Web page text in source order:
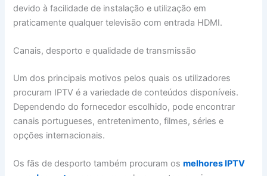
devido à facilidade de instalação e utilização em
praticamente qualquer televisão com entrada HDMI.
Canais, desporto e qualidade de transmissão
Um dos principais motivos pelos quais os utilizadores
procuram IPTV é a variedade de conteúdos disponíveis.
Dependendo do fornecedor escolhido, pode encontrar
canais portugueses, entretenimento, filmes, séries e
opções internacionais.
Os fãs de desporto também procuram osmelhores IPTV